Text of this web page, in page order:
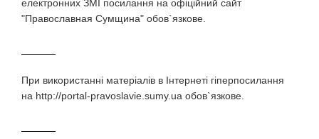
електронних ЗМI посилання на офіційний сайт
"Православная Сумщина" обов`язкове.
При використаннi матерiалiв в Iнтернетi гiперпосилання
на http://portal-pravoslavie.sumy.ua обов`язкове.